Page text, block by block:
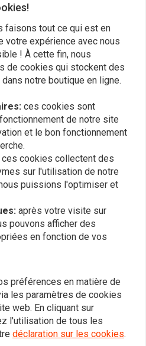
g/m² (9,7 oz/yd²), 100 % polyester et
Plaid (pomme de terre/plaid noir)
le devant
longueur sur le devant
la poche
(0 évaluations)
votre avis
faisons tout ce qui est en
votre expérience avec nous
! À cette fin, nous
de cookies qui stockent des
notre boutique en ligne.
ces cookies sont
de notre site
et le bon fonctionnement
ces cookies collectent des
sur l'utilisation de notre
puissions l'optimiser et
après votre visite sur
pouvons afficher des
en fonction de vos
préférences en matière de
les paramètres de cookies
web. En cliquant sur
l'utilisation de tous les
déclaration sur les cookies.